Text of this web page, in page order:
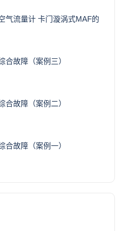
气流量计 卡门漩涡式MAF的
合故障（案例三）
合故障（案例二）
合故障（案例一）